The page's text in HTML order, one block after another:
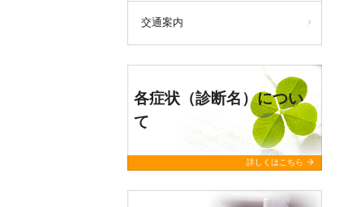
交通案内
各症状（診断名）につい
て
詳しくはこちら arrow_forward